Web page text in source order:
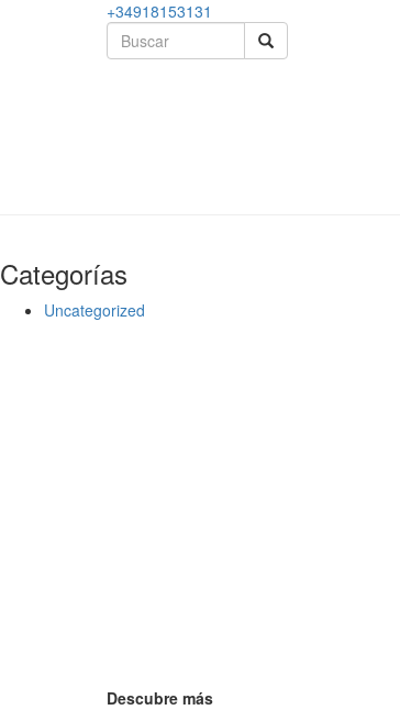
+34918153131
Categorías
Uncategorized
Descubre más